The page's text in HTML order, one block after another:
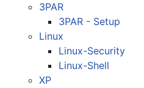
3PAR
3PAR - Setup
Linux
Linux-Security
Linux-Shell
XP